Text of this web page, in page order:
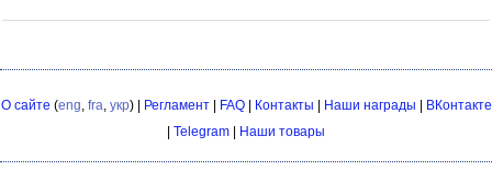
О сайте (eng, fra, укр) | Регламент| FAQ| Контакты Наши награды
ВКонтакте
Telegram Наши товары